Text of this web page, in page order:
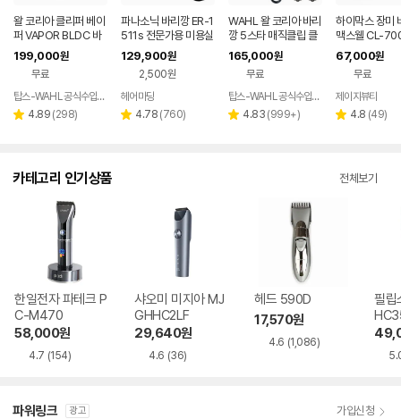
왈 코리아 클리퍼 베이
퍼 VAPOR BLDC 바
리깡
199,000원
무료
탑스-WAHL 공식수입회사
별 4.89 리
(298)
파나소닉 바리깡 ER-1
511s 전문가용 미용실
헤어 바버샵 클리퍼
(커트빗+스폰지)
129,900원
2,500원
헤어마당
별 4.78 리
(760)
WAHL 왈 코리아 바리
깡 5스타 매직클립 클
리퍼 브라운 08148
165,000원
무료
탑스-WAHL 공식수입회사
별 4.83 리
(999+)
하이막스 장미
맥스웰 CL-
리퍼 이용사 실
물 이발소 바버
67,000원
무료
페
제이지뷰티
별 4.8 리
(49)
카테고리 인기상품 전체보기
한일전자 파테크 P
C-M470
58,000원
4.7 (154)
샤오미 미지아 MJ
GHHC2LF
29,640원
4.6 (36)
헤드 590D
17,570원
4.6 (1,086)
필립
파워링크 광고 가입신청